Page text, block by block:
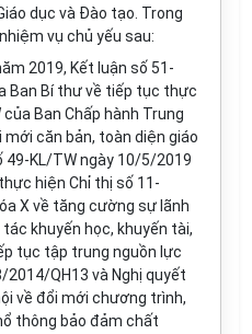
dục và Đào tạo. Trong
vụ chủ yếu sau:
2019, Kết luận số 51-
Ban Bí thư về tiếp tục thực
Ban Chấp hành Trung
căn bản, toàn diện giáo
49-KL/TW ngày 10/5/2019
hiện Chỉ thị số 11-
X về tăng cường sự lãnh
khuyến học, khuyến tài,
tục tập trung nguồn lực
QH13 và Nghị quyết
về đổi mới chương trình,
thông bảo đảm chất